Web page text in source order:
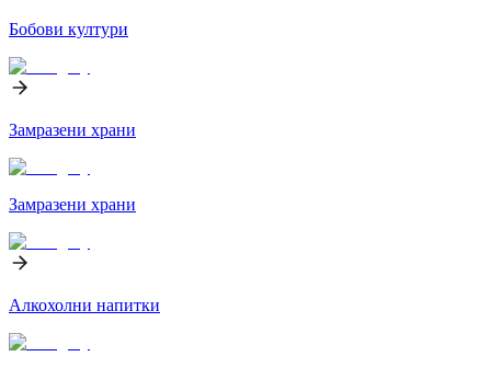
Бобови култури
Замразени храни
Замразени храни
Алкохолни напитки